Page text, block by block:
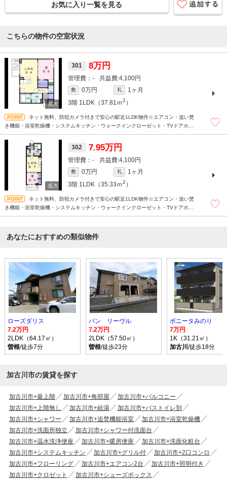
お気に入り一覧を見る
こちらの物件の空室状況
301 8万円
- 4,100円
敷 0万円 礼
1ヶ月
3階 1LDK（37.81ｍ2 ）
ネット無料、防犯カメラ付きで安心の駅近1LDK物件☆エアコン・追い焚
き機能・浴室乾燥機・システムキッチン・ウォークインクローゼット・TVドアホン
302 7.95万円
- 4,100円
敷 0万円 礼
1ヶ月
3階 1LDK（35.33ｍ2 ）
ネット無料、防犯カメラ付きで安心の駅近1LDK物件☆エアコン・追い焚
き機能・浴室乾燥機・システムキッチン・ウォークインクローゼット・TVドアホン
あなたにおすすめの類似物件
ローズダリス
7.2万円
2LDK（64.17㎡）
曽根/徒歩7分
パン リーヴル
7.2万円
2LDK（57.50㎡）
曽根/徒歩23分
ボニータみのり
7万円
1K（31.21㎡）
加古川 /徒歩18分
加古川市の賃貸を探す
加古川市+最上階 加古川市+角部屋
加古川市+バルコニー
加古川市+上階無し
加古川市+給湯
加古川市+バストイレ別
加古川市+シャワー
加古川市+追焚機能浴室
加古川市+浴室乾燥機
加古川市+洗面所独立
加古川市+シャワー付洗面台
加古川市+温水洗浄便座
加古川市+暖房便座
加古川市+洗面化粧台
加古川市+システムキッチン
加古川市+グリル付
加古川市+2口コンロ
加古川市+フローリング
加古川市+エアコン2台
加古川市+照明付き
加古川市+クロゼット
加古川市+シューズボックス